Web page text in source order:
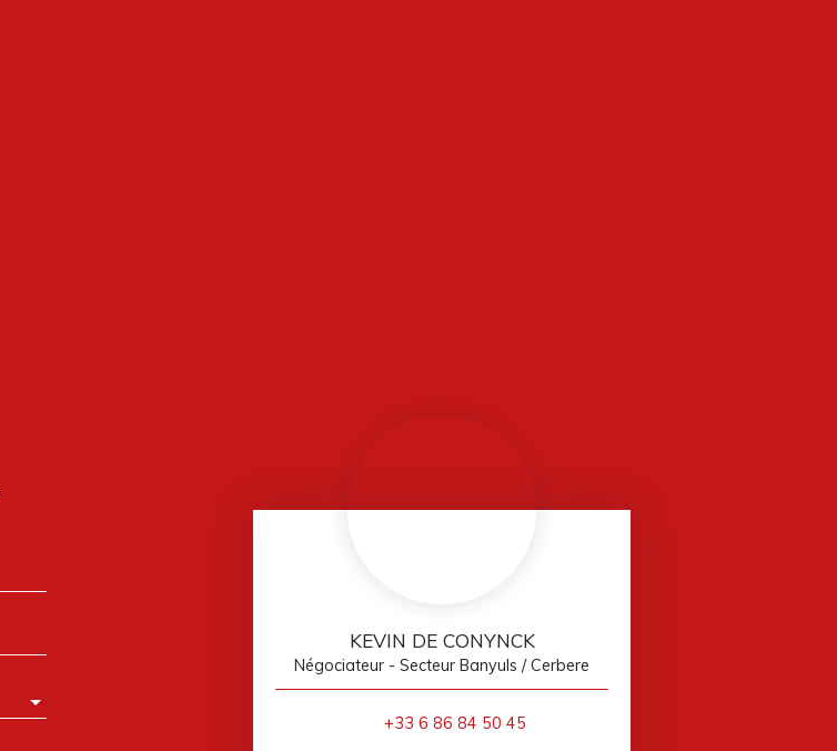
KEVIN DE CONYNCK
Négociateur - Secteur Banyuls / Cerbere
+33 6 86 84 50 45